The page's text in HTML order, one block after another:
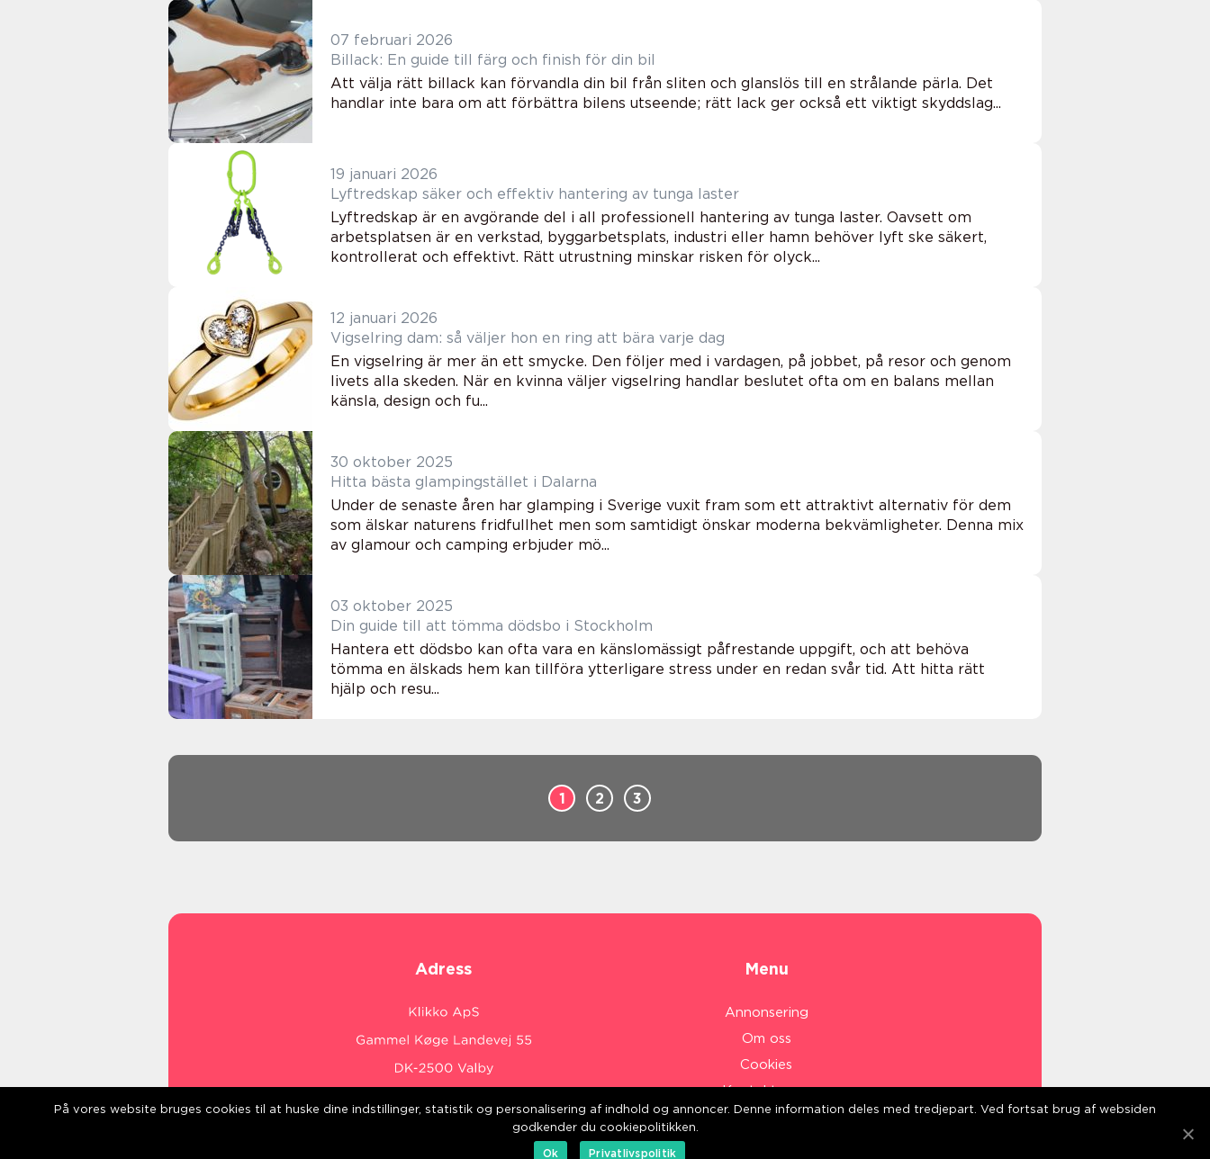
07 februari 2026
Billack: En guide till färg och finish för din bil
Att välja rätt billack kan förvandla din bil från sliten och glanslös till en strålande pärla. Det
handlar inte bara om att förbättra bilens utseende; rätt lack ger också ett viktigt skyddslag...
19 januari 2026
Lyftredskap säker och effektiv hantering av tunga laster
Lyftredskap är en avgörande del i all professionell hantering av tunga laster. Oavsett om
arbetsplatsen är en verkstad, byggarbetsplats, industri eller hamn behöver lyft ske säkert,
kontrollerat och effektivt. Rätt utrustning minskar risken för olyck...
12 januari 2026
Vigselring dam: så väljer hon en ring att bära varje dag
En vigselring är mer än ett smycke. Den följer med i vardagen, på jobbet, på resor och genom
livets alla skeden. När en kvinna väljer vigselring handlar beslutet ofta om en balans mellan
känsla, design och fu...
30 oktober 2025
Hitta bästa glampingstället i Dalarna
Under de senaste åren har glamping i Sverige vuxit fram som ett attraktivt alternativ för dem
som älskar naturens fridfullhet men som samtidigt önskar moderna bekvämligheter. Denna mix
av glamour och camping erbjuder mö...
03 oktober 2025
Din guide till att tömma dödsbo i Stockholm
Hantera ett dödsbo kan ofta vara en känslomässigt påfrestande uppgift, och att behöva
tömma en älskads hem kan tillföra ytterligare stress under en redan svår tid. Att hitta rätt
hjälp och resu...
1 2 3
Adress Menu
Annonsering
Om oss
Cookies
Kontakta oss
Sitemap
På vores website bruges cookies til at huske dine indstillinger, statistik og personalisering af indhold og annoncer. Denne information deles med tredjepart. Ved fortsat brug af websiden
godkender du cookiepolitikken.
Ok
Privatlivspolitik